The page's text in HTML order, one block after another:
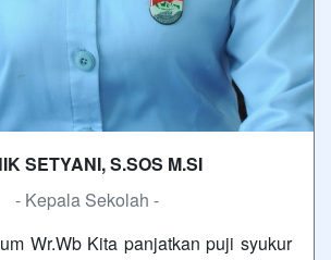
SETYANI, S.SOS M.SI
- Kepala Sekolah -
Wr.Wb Kita panjatkan puji syukur